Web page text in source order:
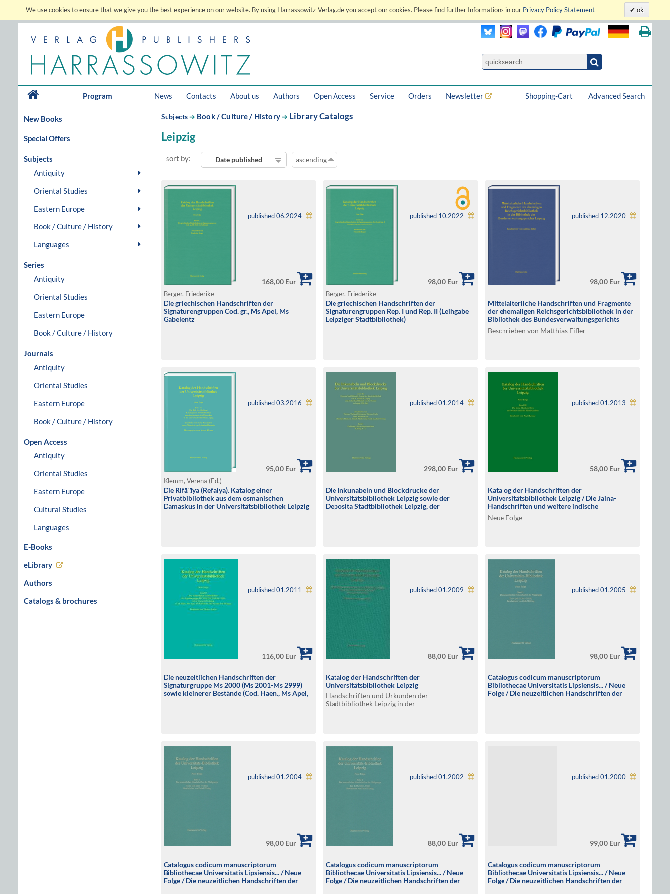
We use cookies to ensure that we give you the best experience on our website. By using Harrassowitz-Verlag.de you accept our cookies. Please find further Informations in our Privacy Policy Statement ok
Program News Contacts About us Authors Open Access Service Orders Newsletter Advanced Search
Shopping-Cart
New Books
Special Offers
Subjects
Antiquity
Oriental Studies
Eastern Europe
Book / Culture / History
Languages
Series
Antiquity
Oriental Studies
Eastern Europe
Book / Culture / History
Journals
Antiquity
Oriental Studies
Eastern Europe
Book / Culture / History
Open Access
Antiquity
Oriental Studies
Eastern Europe
Cultural Studies
Languages
E-Books
eLibrary
Authors
Catalogs & brochures
Subjects➔ Book / Culture / History➔ Library Catalogs
Leipzig
sort by: Date published ascending
published 06.2024
168,00 Eur
Berger, Friederike
Die griechischen Handschriften der
Signaturengruppen Cod. gr., Ms Apel, Ms
Gabelentz
published 10.2022
98,00 Eur
Berger, Friederike
Die griechischen Handschriften der
Signaturengruppen Rep. I und Rep. II (Leihgabe
Leipziger Stadtbibliothek)
published 12.2020
98,00 Eur
Mittelalterliche Handschriften und Fragmente
der ehemaligen Reichsgerichtsbibliothek in der
Bibliothek des Bundesverwaltungsgerichts
Leipzig
Beschrieben von Matthias Eifler
published 03.2016
95,00 Eur
Klemm, Verena (Ed.)
Die Rifāʿīya (Refaiya). Katalog einer
Privatbibliothek aus dem osmanischen
Damaskus in der Universitätsbibliothek Leipzig
published 01.2014
298,00 Eur
Die Inkunabeln und Blockdrucke der
Universitätsbibliothek Leipzig sowie der
Deposita Stadtbibliothek Leipzig, der
published 01.2013
58,00 Eur
Katalog der Handschriften der
Universitätsbibliothek Leipzig / Die Jaina-
Handschriften und weitere indische
Handschriften in den Sprachen Avadhi, Bengali,
Braj, Gujarati, Hindi, Kannada, Prakrit, Sanskrit
Neue Folge
published 01.2011
116,00 Eur
Die neuzeitlichen Handschriften der
Signaturgruppe Ms 2000 (Ms 2001-Ms 2999)
sowie kleinerer Bestände (Cod. Haen., Ms Apel,
published 01.2009
88,00 Eur
Katalog der Handschriften der
Universitätsbibliothek Leipzig
Handschriften und Urkunden der
Stadtbibliothek Leipzig in der
published 01.2005
98,00 Eur
Catalogus codicum manuscriptorum
Bibliothecae Universitatis Lipsiensis... / Neue
Folge / Die neuzeitlichen Handschriften der
published 01.2004
98,00 Eur
Catalogus codicum manuscriptorum
Bibliothecae Universitatis Lipsiensis... / Neue
Folge / Die neuzeitlichen Handschriften der
published 01.2002
88,00 Eur
Catalogus codicum manuscriptorum
Bibliothecae Universitatis Lipsiensis... / Neue
Folge / Die neuzeitlichen Handschriften der
published 01.2000
99,00 Eur
Catalogus codicum manuscriptorum
Bibliothecae Universitatis Lipsiensis... / Neue
Folge / Die neuzeitlichen Handschriften der